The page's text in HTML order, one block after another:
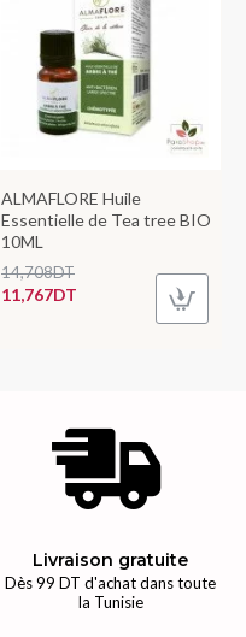
ALMAFLORE Huile
Essentielle de Tea tree BIO
10ML
11,767DT
14,708DT
Livraison gratuite
Dès 99 DT d'achat dans toute
la Tunisie